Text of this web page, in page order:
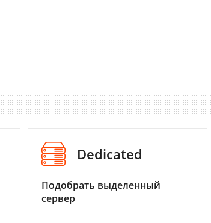
Dedicated
Подобрать выделенный
сервер